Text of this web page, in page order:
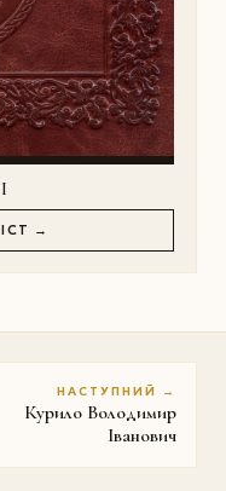
→
НАСТУПНИЙ →
Курило Володимир
Iванович